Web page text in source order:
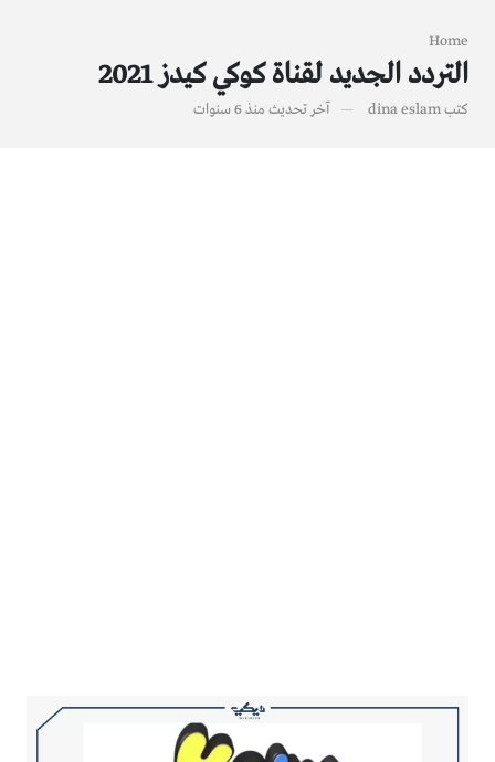
Home
التردد الجديد لقناة كوكي كيدز 2021
كتبdina eslam آخر تحديث منذ 6 سنوات